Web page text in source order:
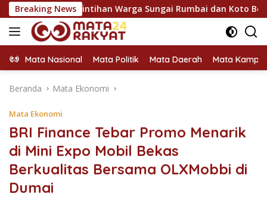
Langsung
ke
konten
Breaking News
Rintihan Warga Sungai Rumbai dan Koto Besar via Reses
Mata Nasional Mata Politik Mata Daerah Mata
Beranda Mata Ekonomi
Mata Ekonomi
BRI Finance Tebar Promo Menarik
di Mini Expo Mobil Bekas
Berkualitas Bersama OLXMobbi di
Dumai